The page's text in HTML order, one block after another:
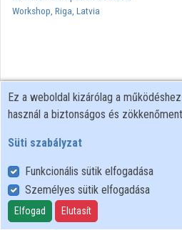
Workshop, Riga, Latvia
Felhasználói szabályzat
Adatkezelési tájékoztató
Süti szabályzat
Ez a weboldal kizárólag a
használ a biztonságos és
Süti szabályzat
Funkcionális sütik elfogadása
Személyes sütik elfogadása
Elfogad Elutasít